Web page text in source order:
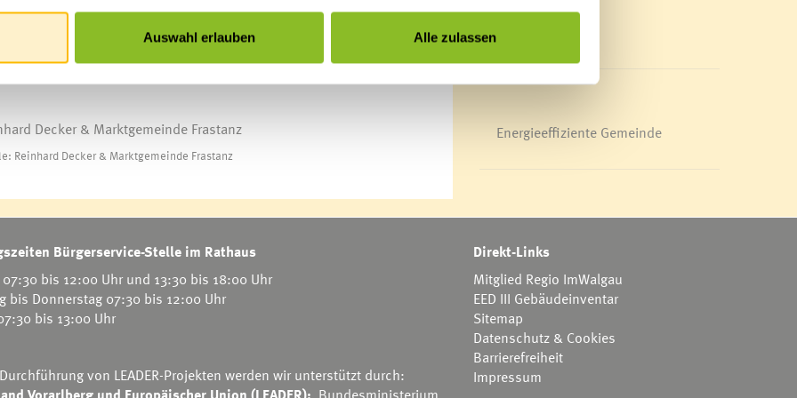
Auswahl erlauben Alle zulassen
Verkauf an.
Wochenende. So wird die Marktgemeinde Frastanz auch
Dach laden – ganz im Zeichen der Wiederverwendung.
Reinhard Decker & Marktgemeinde Frastanz
Mediathek
Energieeffiziente Gemeinde
Bürgerservice-Stelle im Rathaus
bis 12:00 Uhr und 13:30 bis 18:00 Uhr
bis Donnerstag 07:30 bis 12:00 Uhr
bis 13:00 Uhr
von LEADER-Projekten werden wir unterstützt durch:
Direkt-Links
Mitglied Regio ImWalgau
EED III Gebäudeinventar
Sitemap
Datenschutz & Cookies
Barrierefreiheit
Impressum